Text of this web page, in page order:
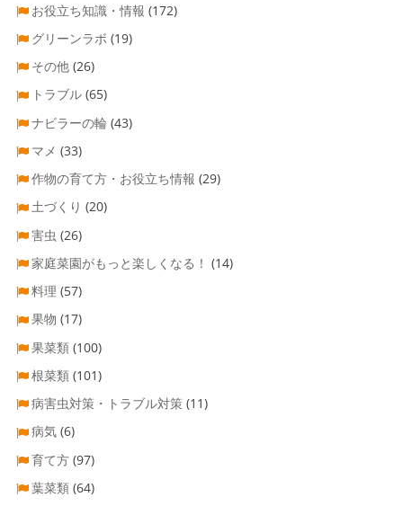
お役立ち知識・情報 (172)
グリーンラボ (19)
その他 (26)
トラブル (65)
ナビラーの輪 (43)
マメ (33)
作物の育て方・お役立ち情報 (29)
土づくり (20)
害虫 (26)
家庭菜園がもっと楽しくなる！ (14)
料理 (57)
果物 (17)
果菜類 (100)
根菜類 (101)
病害虫対策・トラブル対策 (11)
病気 (6)
育て方 (97)
葉菜類 (64)